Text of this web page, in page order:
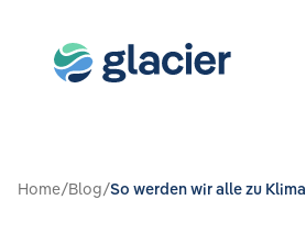
Home/Blog/So werden wir alle zu